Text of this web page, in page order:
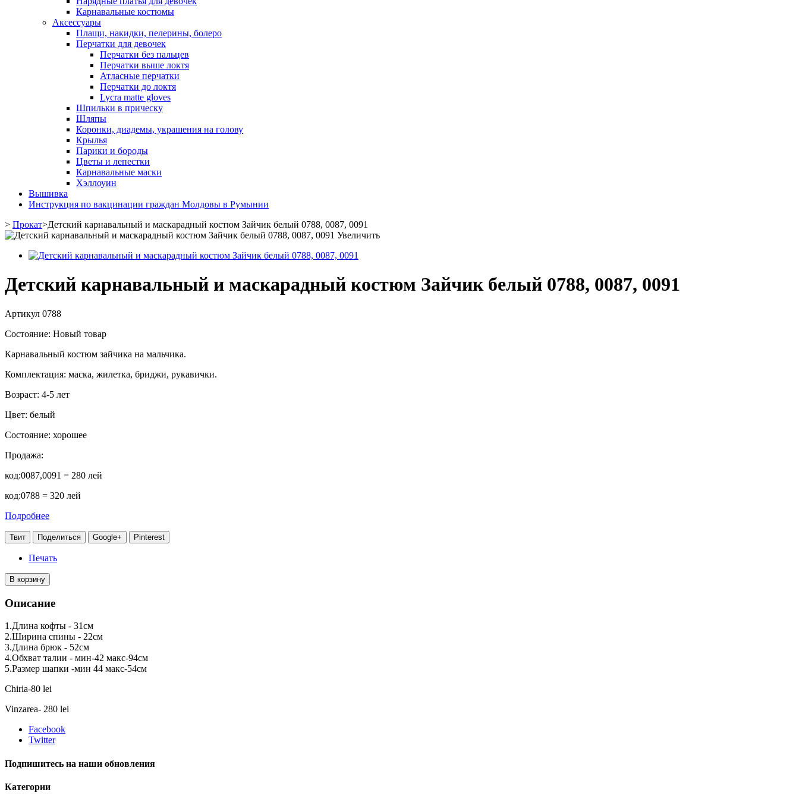
Карнавальные костюмы
Аксессуары
Плащи, накидки, пелерины, болеро
Перчатки для девочек
Перчатки без пальцев
Перчатки выше локтя
Атласные перчатки
Перчатки до локтя
Lycra matte gloves
Шпильки в прическу
Шляпы
Коронки, диадемы, украшения на голову
Крылья
Парики и бороды
Цветы и лепестки
Карнавальные маски
Хэллоуин
Вышивка
Инструкция по вакцинации граждан Молдовы в Румынии
> Прокат>Детский карнавальный и маскарадный костюм Зайчик белый 0788, 0087, 0091
Увеличить
Детский карнавальный и маскарадный костюм Зайчик белый 0788, 0087, 0091
Артикул 0788
Состояние: Новый товар
Карнавальный костюм зайчика на мальчика.
Комплектация: маска, жилетка, бриджи, рукавички.
Возраст: 4-5 лет
Цвет: белый
Состояние: хорошее
Продажа:
код:0087,0091 = 280 лей
код:0788 = 320 лей
Подробнее
Твит Поделиться Google+ Pinterest
Печать
В корзину
Описание
1.Длина кофты - 31см
2.Ширина спины - 22см
3.Длина брюк - 52см
4.Обхват талии - мин-42 макс-94см
5.Размер шапки -мин 44 макс-54см
Chiria-80 lei
Vinzarea- 280 lei
Facebook
Twitter
Подпишитесь на наши обновления
Категории